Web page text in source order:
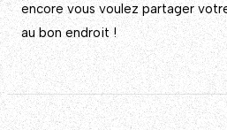
encore vous voulez partager
au bon endroit !